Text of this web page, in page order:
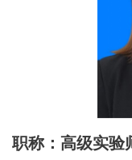
职称：高级实验